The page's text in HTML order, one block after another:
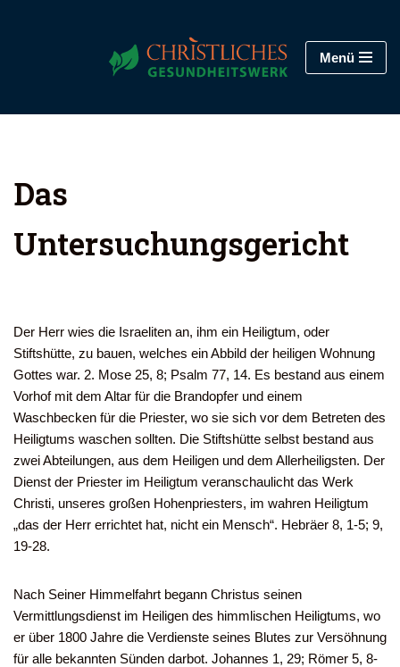
Menü
Das
Untersuchungsgericht
Der Herr wies die Israeliten an, ihm ein Heiligtum, oder
Stiftshütte, zu bauen, welches ein Abbild der heiligen Wohnung
Gottes war. 2. Mose 25, 8; Psalm 77, 14. Es bestand aus einem
Vorhof mit dem Altar für die Brandopfer und einem
Waschbecken für die Priester, wo sie sich vor dem Betreten des
Heiligtums waschen sollten. Die Stiftshütte selbst bestand aus
zwei Abteilungen, aus dem Heiligen und dem Allerheiligsten. Der
Dienst der Priester im Heiligtum veranschaulicht das Werk
Christi, unseres großen Hohenpriesters, im wahren Heiligtum
„das der Herr errichtet hat, nicht ein Mensch“. Hebräer 8, 1-5; 9,
19-28.
Nach Seiner Himmelfahrt begann Christus seinen
Vermittlungsdienst im Heiligen des himmlischen Heiligtums, wo
er über 1800 Jahre die Verdienste seines Blutes zur Versöhnung
für alle bekannten Sünden darbot. Johannes 1, 29; Römer 5, 8-